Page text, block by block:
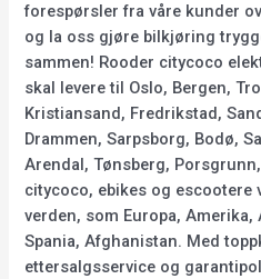
forespørsler fra våre kunder
og la oss gjøre bilkjøring
sammen! Rooder citycoco
skal levere til Oslo, Bergen,
Kristiansand, Fredrikstad,
Drammen, Sarpsborg, Bodø,
Arendal, Tønsberg,
citycoco, ebikes og escootere
verden, som Europa,
Spania, Afghanistan. Med
ettersalgsservice og